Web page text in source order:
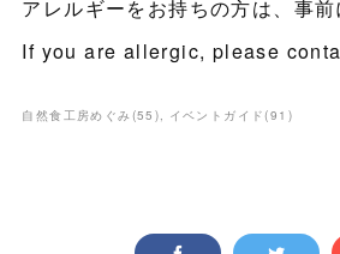
アレルギーをお持ちの方は、事前
If you are allergic, please
自然食工房めぐみ(55 ) イベントガイド(91 )